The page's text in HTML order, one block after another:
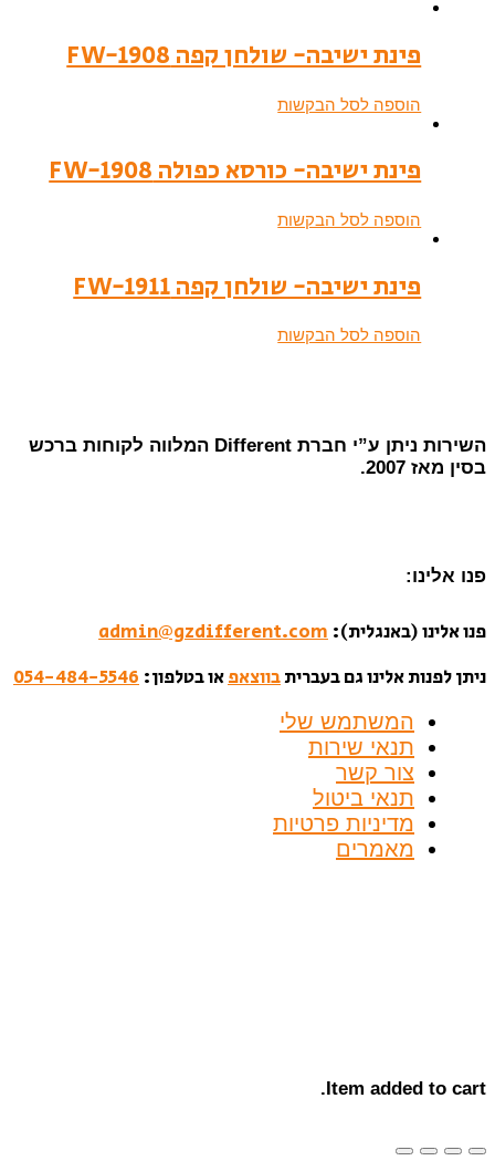
פינת ישיבה- שולחן קפה FW-1908
הוספה לסל הבקשות
פינת ישיבה- כורסא כפולה FW-1908
הוספה לסל הבקשות
פינת ישיבה- שולחן קפה FW-1911
הוספה לסל הבקשות
השירות ניתן ע”י חברת Different המלווה לקוחות ברכש
בסין מאז 2007.
פנו אלינו:
פנו אלינו (באנגלית): admin@gzdifferent.com
ניתן לפנות אלינו גם בעבריתבווצאפאו בטלפון: 054-484-5546
המשתמש שלי
תנאי שירות
צור קשר
תנאי ביטול
מדיניות פרטיות
מאמרים
Item added to cart.